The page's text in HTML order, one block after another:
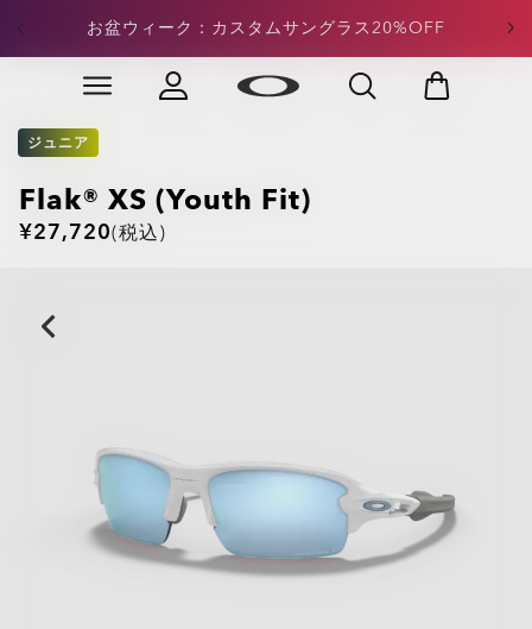
Skip to
content
お盆ウィーク：カスタムサングラス20%OFF
定価アパレル：合計¥15,000以上のご注文で20%OFFが
適用
Slide 3 of 4. 定価アパレル：合計¥15,000以上のご注文で
ジュニア
Flak® XS (Youth Fit)
¥27,720(税込)